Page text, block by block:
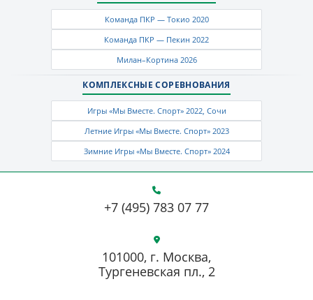
Команда ПКР — Токио 2020
Команда ПКР — Пекин 2022
Милан–Кортина 2026
КОМПЛЕКСНЫЕ СОРЕВНОВАНИЯ
Игры «Мы Вместе. Спорт» 2022, Сочи
Летние Игры «Мы Вместе. Спорт» 2023
Зимние Игры «Мы Вместе. Спорт» 2024
+7 (495) 783 07 77
101000, г. Москва,
Тургеневская пл., 2